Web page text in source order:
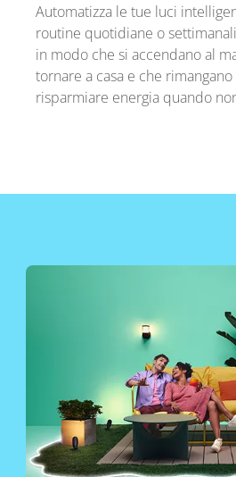
Automatizza le tue luci
routine quotidiane o
in modo che si accendano al
tornare a casa e che
risparmiare energia quando